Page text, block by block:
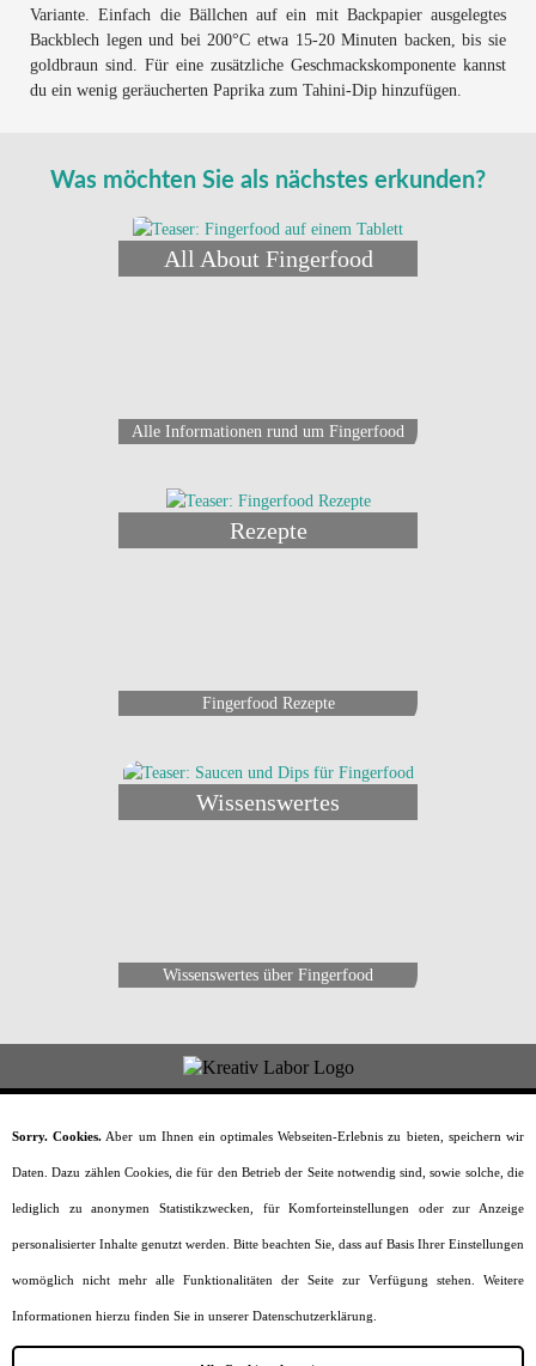
Variante. Einfach die Bällchen auf ein mit Backpapier ausgelegtes
Backblech legen und bei 200°C etwa 15-20 Minuten backen, bis sie
goldbraun sind. Für eine zusätzliche Geschmackskomponente kannst
du ein wenig geräucherten Paprika zum Tahini-Dip hinzufügen.
Was möchten Sie als nächstes erkunden?
All About Fingerfood
Alle Informationen rund um Fingerfood
Rezepte
Fingerfood Rezepte
Wissenswertes
Wissenswertes über Fingerfood
Datenschutz
Sorry. Cookies. Aber um Ihnen ein optimales Webseiten-Erlebnis zu bieten, speichern wir
Daten. Dazu zählen Cookies, die für den Betrieb der Seite notwendig sind, sowie solche, die
lediglich zu anonymen Statistikzwecken, für Komforteinstellungen oder zur Anzeige
personalisierter Inhalte genutzt werden. Bitte beachten Sie, dass auf Basis Ihrer Einstellungen
womöglich nicht mehr alle Funktionalitäten der Seite zur Verfügung stehen. Weitere
Informationen hierzu finden Sie in unserer Datenschutzerklärung.